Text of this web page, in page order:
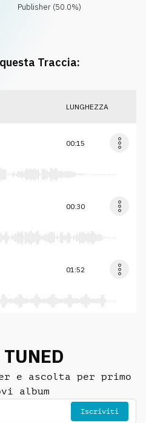
Publisher (50.0%)
Traccia:
LUNGHEZZA
00:15
00:30
01:52
TUNED
e ascolta per primo
album
Iscriviti